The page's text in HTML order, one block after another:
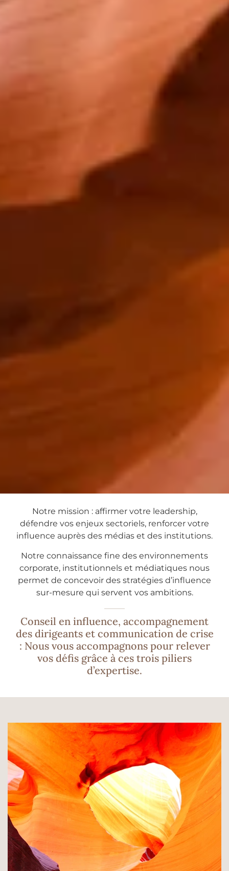
Notre mission : affirmer votre leadership,
défendre vos enjeux sectoriels, renforcer votre
influence auprès des médias et des institutions.
Notre connaissance fine des environnements
corporate, institutionnels et médiatiques nous
permet de concevoir des stratégies d’influence
sur-mesure qui servent vos ambitions.
Conseil en influence, accompagnement
des dirigeants et communication de crise
: Nous vous accompagnons pour relever
vos défis grâce à ces trois piliers
d’expertise.